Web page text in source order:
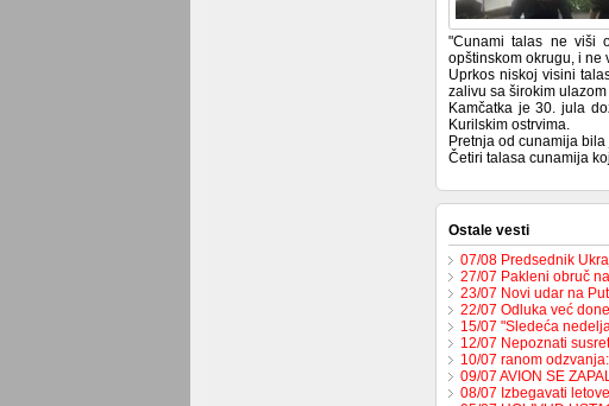
"Cunami talas ne viši
opštinskom okrugu, i ne
Uprkos niskoj visini
zalivu sa širokim
Kamčatka je 30. jula
Kurilskim ostrvima.
Pretnja od cunamija
Četiri talasa cunamija
Ostale vesti
07/08 Predsednik
27/07 Pakleni obruč
23/07 Novi udar na
22/07 Odluka već
15/07 "Sledeća
12/07 Nepoznati
10/07 ranom
09/07 AVION SE
08/07 Izbegavati